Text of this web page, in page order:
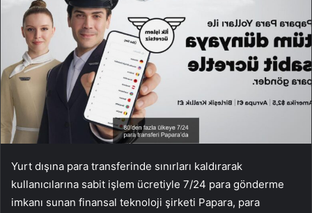
Yurt dışına para transferinde sınırları kaldırarak
kullanıcılarına sabit işlem ücretiyle 7/24 para gönderme
imkanı sunan finansal teknoloji şirketi Papara, para